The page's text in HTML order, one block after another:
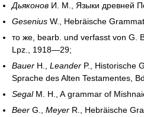
Дьяконов И. М., Языки древней
Gesenius W., Hebräische
то же, bearb. und verfasst von G.
Lpz., 1918—29;
Bauer H., Leander P., Historische
Sprache des Alten Testamentes,
Segal M. H., A grammar of
Beer G., Meyer R., Hebräische